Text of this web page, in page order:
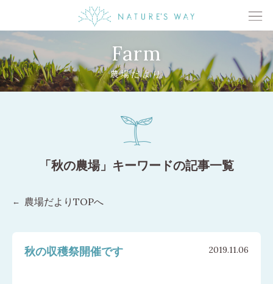
Farm
農場だより
「秋の農場」キーワードの記事一覧
農場だよりTOPへ
秋の収穫祭開催です 2019.11.06